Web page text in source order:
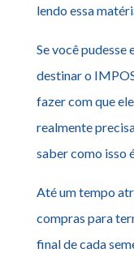
lendo essa
Se você pudesse
destinar o
fazer com que
realmente
saber como isso
Até um tempo
compras para
final de cada